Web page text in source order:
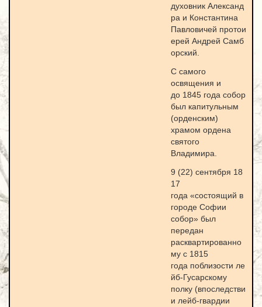
духовник Александ
ра и Константина
Павловичей протои
ерей Андрей Самб
орский.
С самого
освящения и
до 1845 года собор
был капитульным
(орденским)
храмом ордена
святого
Владимира.
9 (22) сентября 18
17
года «состоящий в
городе Софии
собор» был
передан
расквартированно
му с 1815
года поблизости ле
йб-Гусарскому
полку (впоследстви
и лейб-гвардии